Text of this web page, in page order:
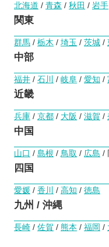
北海道 / 青森 / 秋田 / 岩手
関東
群馬 / 栃木 / 埼玉 / 茨城 /
中部
福井 / 石川 / 岐阜 / 愛知 /
近畿
兵庫 / 京都 / 大阪 / 滋賀 /
中国
山口 / 島根 / 鳥取 / 広島 /
四国
愛媛 / 香川 / 高知 / 徳島
九州 / 沖縄
長崎 / 佐賀 / 熊本 / 福岡 /